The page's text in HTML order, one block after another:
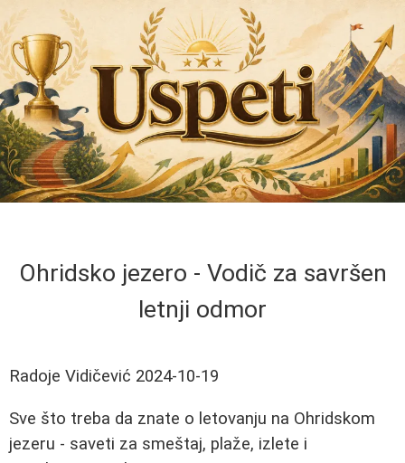
Ohridsko jezero - Vodič za savršen
letnji odmor
Radoje Vidičević 2024-10-19
Sve što treba da znate o letovanju na Ohridskom
jezeru - saveti za smeštaj, plaže, izlete i